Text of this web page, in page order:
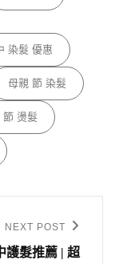
染髮 優惠
母親 節 染髮
節 燙髮
NEXT POST
護髮推薦 | 超